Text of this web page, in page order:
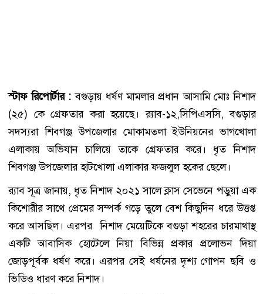
স্টাফ রিপোর্টার : বগুড়ায় ধর্ষণ মামলার প্রধান আসামি মোঃ নিশাদ
(২৫) কে গ্রেফতার করা হয়েছে। র‌্যাব-১২,সিপিএসসি, বগুড়ার
সদস্যরা শিবগঞ্জ উপজেলার মোকামতলা ইউনিয়নের ভাগখোলা
এলাকায় অভিযান চালিয়ে তাকে গ্রেফতার করে। ধৃত নিশাদ
শিবগঞ্জ উপজেলার হাটখোলা এলাকার ফজলুল হকের ছেলে।
র‌্যাব সূত্র জানায়, ধৃত নিশাদ ২০২১ সালে ক্লাস সেভেনে পড়ুয়া এক
কিশোরীর সাথে প্রেমের সম্পর্ক গড়ে তুলে বেশ কিছুদিন ধরে উত্তপ্ত
করে আসছিল। এরপর নিশাদ মেয়েটিকে বগুড়া শহরের চারমাথাস্থ
একটি আবাসিক হোটেলে নিয়া বিভিন্ন প্রকার প্রলোভন দিয়া
জোড়পূর্বক ধর্ষণ করে। এরপর সেই ধর্ষনের দৃশ্য গোপন ছবি ও
ভিডিও ধারণ করে নিশাদ।